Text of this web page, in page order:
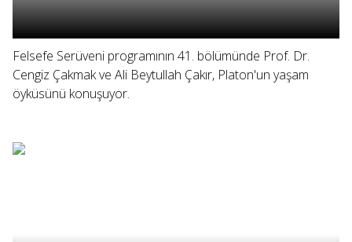
Felsefe Serüveni programının 41. bölümünde Prof. Dr.
Cengiz Çakmak ve Ali Beytullah Çakır, Platon'un yaşam
öyküsünü konuşuyor.